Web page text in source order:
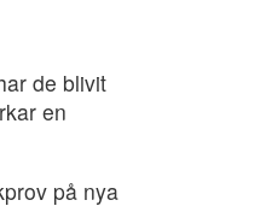
de blivit
en
på nya